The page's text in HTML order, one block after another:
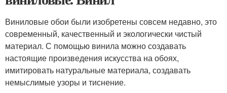
Виниловые обои были изобретены совсем недавно, это
современный, качественный и экологически чистый
материал. С помощью винила можно создавать
настоящие произведения искусства на обоях,
имитировать натуральные материала, создавать
немыслимые узоры и тиснение.